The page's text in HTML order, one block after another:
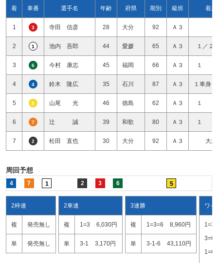
着 車番 選手名 年齢 府県 期別 級班 着差
1 3 寺田 信彦 28 大分 92 Ａ３
2 1 池内 吾郎 44 愛媛 65 Ａ３ １／２
3 6 今村 康志 45 福岡 66 Ａ３ １
4 4 鈴木 隆広 35 石川 87 Ａ３ １車身
5 5 山尾 光 46 徳島 62 Ａ３ １
6 7 辻 誠 39 和歌 80 Ａ３ １
7 2 松田 直也 30 大分 92 Ａ３ 大差
周回予想
4 7 1 2 3 6 5
2枠連
複 発売無し
単 発売無し
2車連
複 1=3 6,030円
単 3-1 3,170円
3連勝
複 1=3=6 8,960円
単 3-1-6 43,110円
ワイ
1=3
3=6
1=6